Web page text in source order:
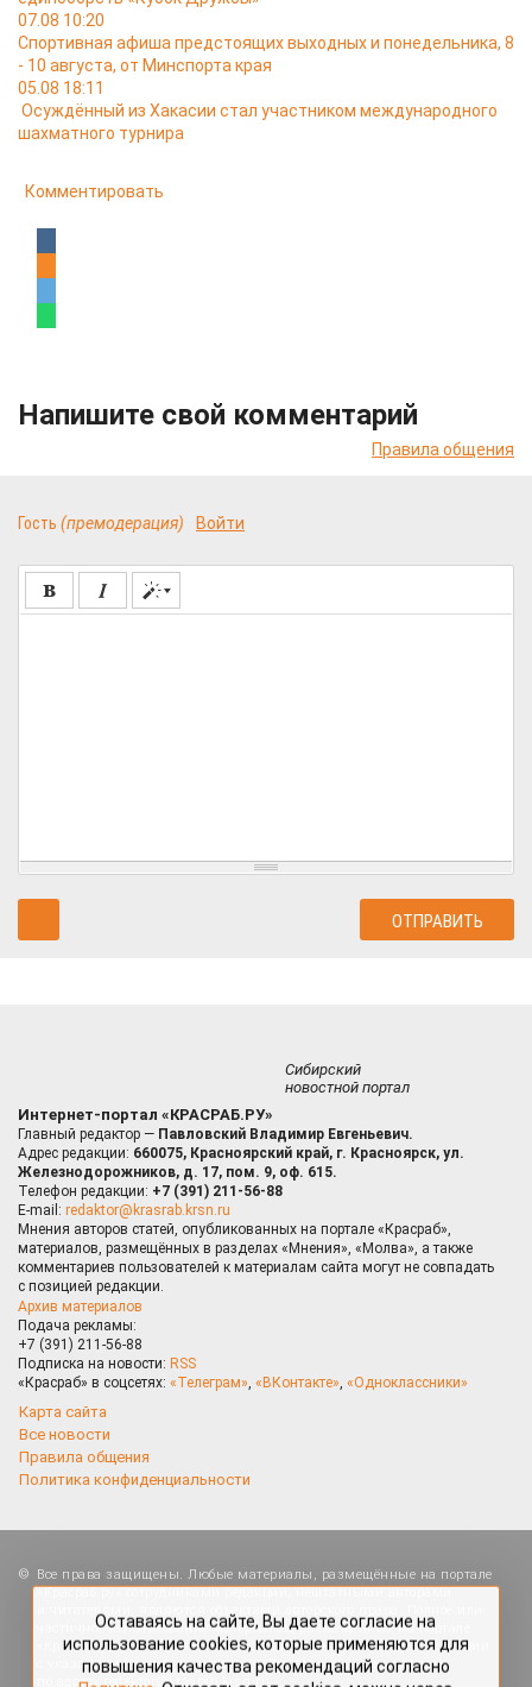
07.08 10:20
Спортивная афиша предстоящих выходных и понедельника, 8
- 10 августа, от Минспорта края
05.08 18:11
Осуждённый из Хакасии стал участником международного
шахматного турнира
Комментировать
Напишите свой комментарий
Правила общения
Гость (премодерация) Войти
Сибирский
новостной портал
Интернет-портал «КРАСРАБ.РУ»
Главный редактор — Павловский Владимир Евгеньевич.
Адрес редакции: 660075, Красноярский край, г. Красноярск, ул.
Железнодорожников, д. 17, пом. 9, оф. 615.
Телефон редакции: +7 (391) 211-56-88
E-mail: redaktor@krasrab.krsn.ru
Мнения авторов статей, опубликованных на портале «Красраб»,
материалов, размещённых в разделах «Мнения», «Молва», а также
комментариев пользователей к материалам сайта могут не совпадать
с позицией редакции.
Архив материалов
Подача рекламы:
+7 (391) 211-56-88
Подписка на новости: RSS
«Красраб» в соцсетях: «Телеграм», «ВКонтакте», «Одноклассники»
Карта сайта
Все новости
Правила общения
Политика конфиденциальности
Все права защищены. Любые материалы, размещённые на портале
и читателями, являются объектами авторского права. Полное или
частичное использование материалов, размещённых на портале
«Красраб.ру», допускается только с письменного согласия редакции
с указанием ссылки на источник. Все вопросы можно задать
по адресуredaktor@krasrab.krsn.ru .
использование cookies, которые применяются для
Политике. Отказаться от cookies, можно через
настройки Вашего браузера.